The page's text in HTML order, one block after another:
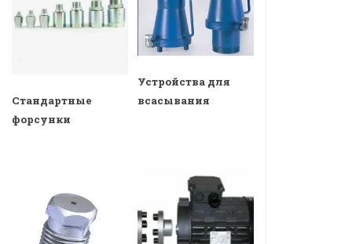
Стандартные
форсунки
Устройства для
всасывания